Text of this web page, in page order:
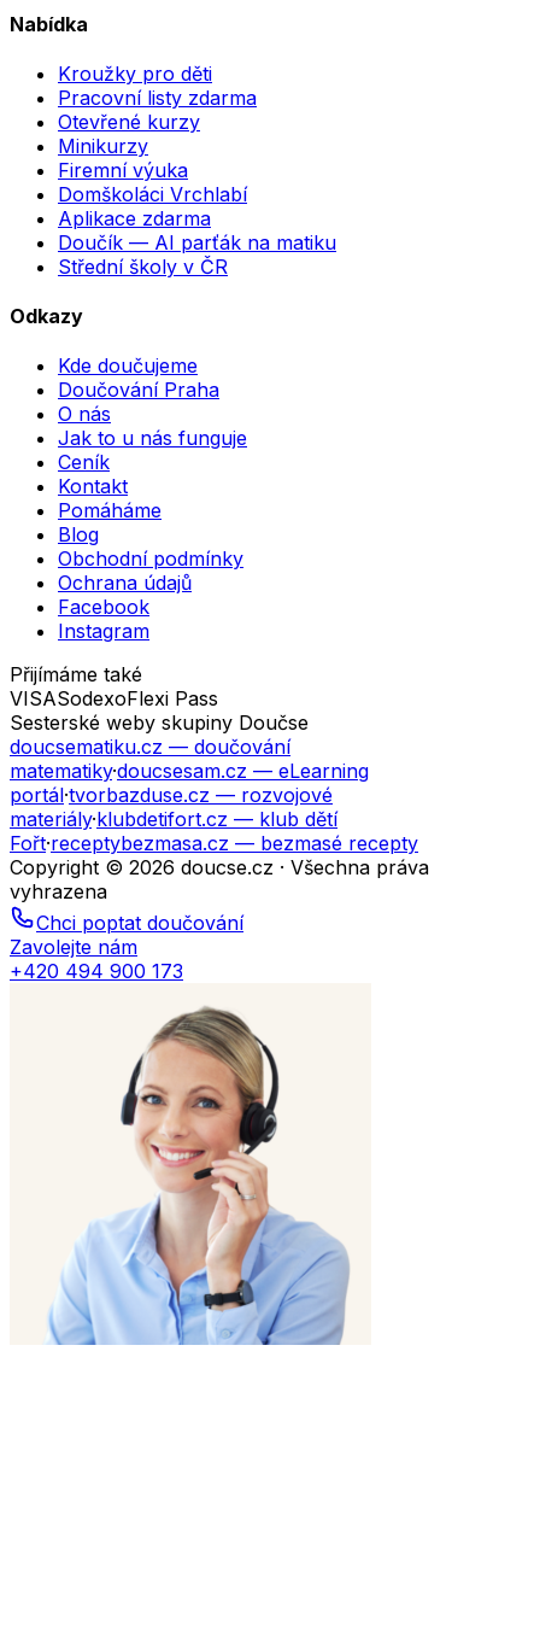
Nabídka
Kroužky pro děti
Pracovní listy zdarma
Otevřené kurzy
Minikurzy
Firemní výuka
Domškoláci Vrchlabí
Aplikace zdarma
Doučík — AI parťák na matiku
Střední školy v ČR
Odkazy
Kde doučujeme
Doučování Praha
O nás
Jak to u nás funguje
Ceník
Kontakt
Pomáháme
Blog
Obchodní podmínky
Ochrana údajů
Facebook
Instagram
Přijímáme také
VISASodexoFlexi Pass
Sesterské weby skupiny Doučse
doucsematiku.cz — doučování
matematiky·doucsesam.cz — eLearning
portál·tvorbazduse.cz — rozvojové
materiály·klubdetifort.cz — klub dětí
Fořt·receptybezmasa.cz — bezmasé recepty
Copyright © 2026 doucse.cz · Všechna práva
vyhrazena
Chci poptat doučování
Zavolejte nám
+420 494 900 173